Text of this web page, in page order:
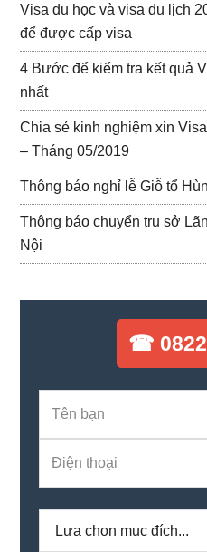
Visa du học và visa du lịch
để được cấp visa
4 Bước để kiểm tra kết quả
nhất
Chia sẻ kinh nghiệm xin
– Tháng 05/2019
Thông báo nghỉ lễ Giỗ tổ
Thông báo chuyển trụ sở
Nội
☎